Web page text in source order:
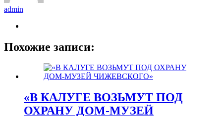
admin
Похожие записи:
«В КАЛУГЕ ВОЗЬМУТ ПОД
ОХРАНУ ДОМ-МУЗЕЙ